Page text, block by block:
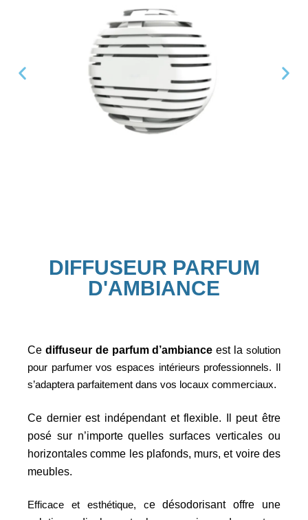
DIFFUSEUR PARFUM
D'AMBIANCE
Ce diffuseur de parfum d’ambiance est lasolution
pour parfumer vos espaces intérieurs professionnels. Il
s’adaptera parfaitement dans vos locaux commerciaux.
Ce dernier est indépendant et flexible. Il peut être
posé sur n’importe quellessurfaces verticales ou
horizontales comme les plafonds, murs, et voire des
meubles.
Efficace et esthétique, ce désodorisant offre une